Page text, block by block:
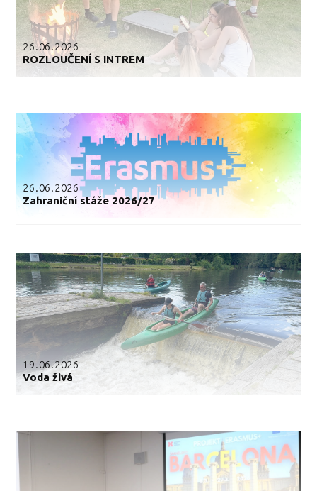
26.06.2026
ROZLOUČENÍ S INTREM
26.06.2026
Zahraniční stáže 2026/27
19.06.2026
Voda živá